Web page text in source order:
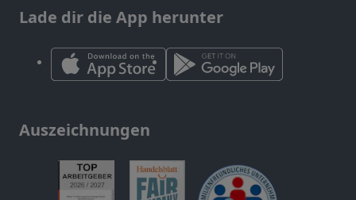
Lade dir die App herunter
Auszeichnungen